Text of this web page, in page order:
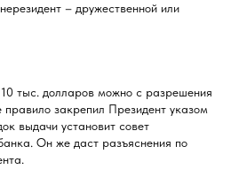
– дружественной или
тыс. долларов можно с разрешения
закрепил Президент указом
выдачи установит совет
Он же даст разъяснения по